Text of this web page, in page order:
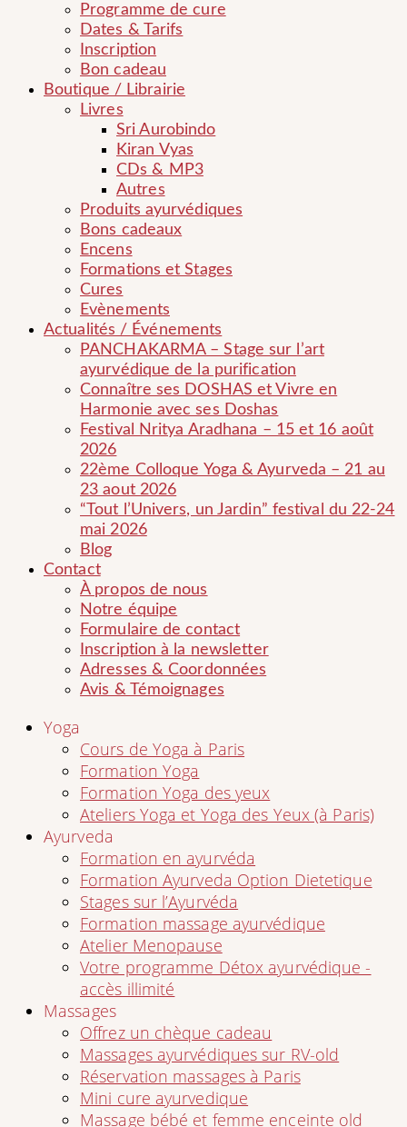
Programme de cure
Dates & Tarifs
Inscription
Bon cadeau
Boutique / Librairie
Livres
Sri Aurobindo
Kiran Vyas
CDs & MP3
Autres
Produits ayurvédiques
Bons cadeaux
Encens
Formations et Stages
Cures
Evènements
Actualités / Événements
PANCHAKARMA – Stage sur l’art
ayurvédique de la purification
Connaître ses DOSHAS et Vivre en
Harmonie avec ses Doshas
Festival Nritya Aradhana – 15 et 16 août
2026
22ème Colloque Yoga & Ayurveda – 21 au
23 aout 2026
“Tout l’Univers, un Jardin” festival du 22-24
mai 2026
Blog
Contact
À propos de nous
Notre équipe
Formulaire de contact
Inscription à la newsletter
Adresses & Coordonnées
Avis & Témoignages
Yoga
Cours de Yoga à Paris
Formation Yoga
Formation Yoga des yeux
Ateliers Yoga et Yoga des Yeux (à Paris)
Ayurveda
Formation en ayurvéda
Formation Ayurveda Option Dietetique
Stages sur l’Ayurvéda
Formation massage ayurvédique
Atelier Menopause
Votre programme Détox ayurvédique -
accès illimité
Massages
Offrez un chèque cadeau
Massages ayurvédiques sur RV-old
Réservation massages à Paris
Mini cure ayurvedique
Massage bébé et femme enceinte old